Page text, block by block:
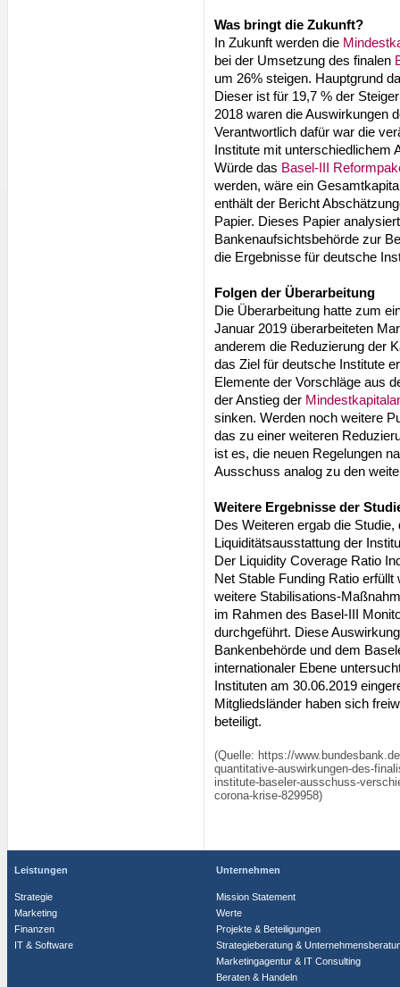
Was bringt die Zukunft?
In Zukunft werden die
bei der Umsetzung des finalen
um 26% steigen. Hauptgrund
Dieser ist für 19,7 % der
2018 waren die Auswirkungen
Verantwortlich dafür war die
Institute mit unterschiedlichem
Würde das Basel-III
werden, wäre ein
enthält der Bericht
Papier. Dieses Papier
Bankenaufsichtsbehörde zur
die Ergebnisse für deutsche
Folgen der Überarbeitung
Die Überarbeitung hatte zum
Januar 2019 überarbeiteten
anderem die Reduzierung der
das Ziel für deutsche Institute
Elemente der Vorschläge aus
der Anstieg der
sinken. Werden noch weitere
das zu einer weiteren
ist es, die neuen Regelungen
Ausschuss analog zu den
Weitere Ergebnisse der
Des Weiteren ergab die
Liquiditätsausstattung der
Der Liquidity Coverage Ratio
Net Stable Funding Ratio
weitere Stabilisations-
im Rahmen des Basel-III
durchgeführt. Diese
Bankenbehörde und dem
internationaler Ebene
Instituten am 30.06.2019
Mitgliedsländer haben sich
beteiligt.
(Quelle: https://
quantitative-auswirkungen-des-
institute-baseler-ausschuss-
corona-krise-829958)
Leistungen
Strategie
Marketing
Finanzen
IT & Software
Unternehmen
Mission Statement
Werte
Projekte & Beteiligungen
Strategieberatung &
Marketingagentur & IT Consulting
Beraten & Handeln